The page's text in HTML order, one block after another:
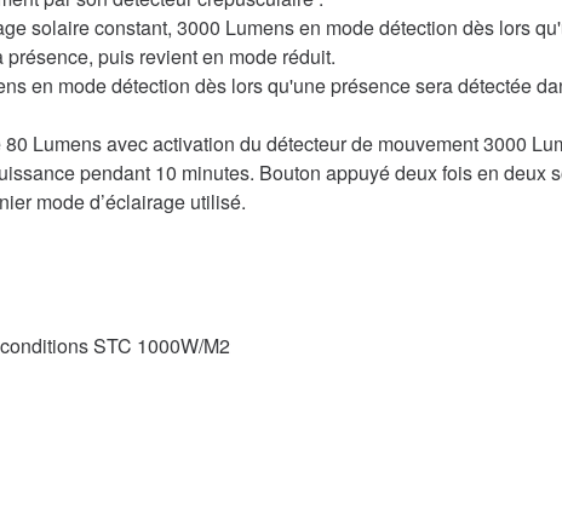
solaire constant, 3000 Lumens en mode détection dès lors
puis revient en mode réduit.
en mode détection dès lors qu'une présence sera détectée
Lumens avec activation du détecteur de mouvement 3000
pendant 10 minutes. Bouton appuyé deux fois en
mode d’éclairage utilisé.
STC 1000W/M2